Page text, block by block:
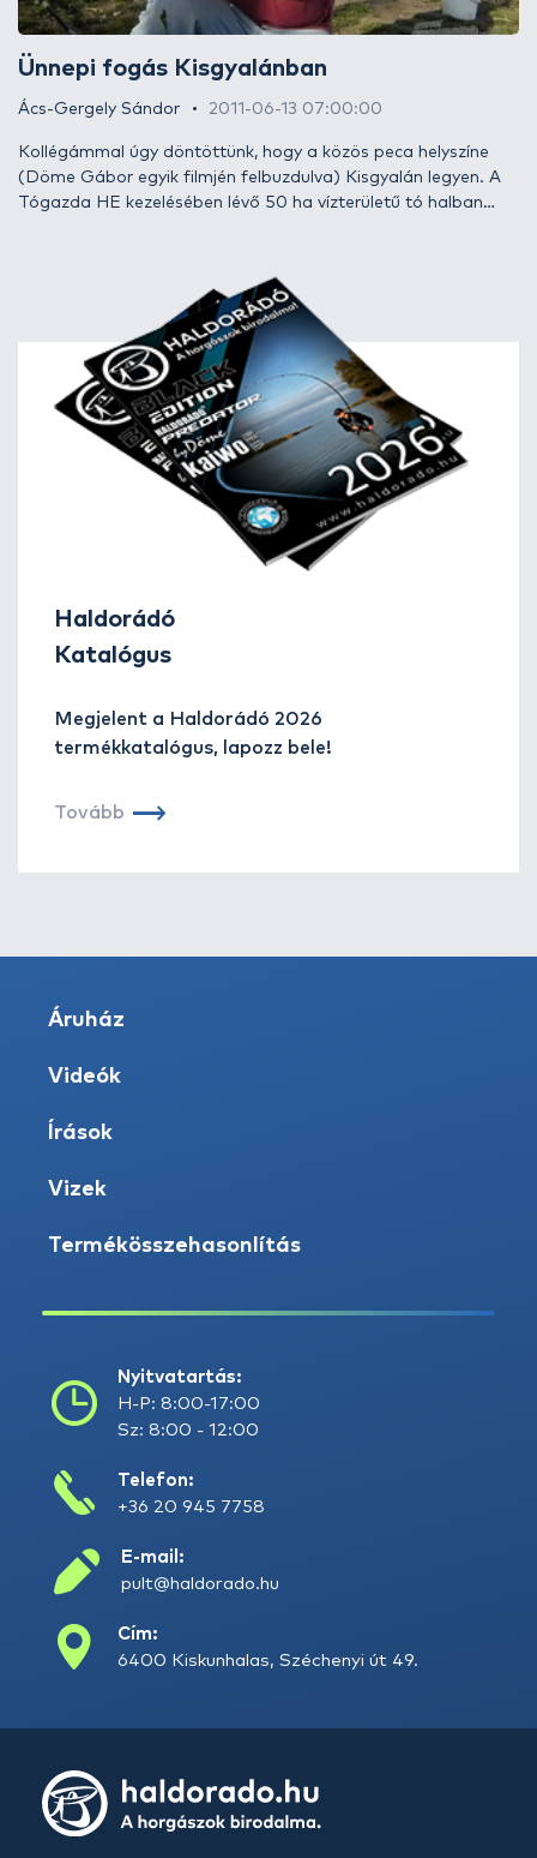
Ünnepi fogás Kisgyalánban
Ács-Gergely Sándor 2011-06-13 07:00:00
Kollégámmal úgy döntöttünk, hogy a közös peca helyszíne
(Döme Gábor egyik filmjén felbuzdulva) Kisgyalán legyen. A
Tógazda HE kezelésében lévő 50 ha vízterületű tó halban
felében viszont rengeteg víz alatti akadály húzódik. Ezek az
akadók nagyon jó haltartó helyek, ám a horgászok körében
nem éppen népszerűek...
Haldorádó
Katalógus
Megjelent a Haldorádó 2026
termékkatalógus, lapozz bele!
Tovább
Áruház
Videók
Írások
Vizek
Termékösszehasonlítás
Nyitvatartás:
H-P: 8:00-17:00
Sz: 8:00 - 12:00
Telefon:
+36 20 945 7758
E-mail:
pult@haldorado.hu
Cím:
6400 Kiskunhalas, Széchenyi út 49.